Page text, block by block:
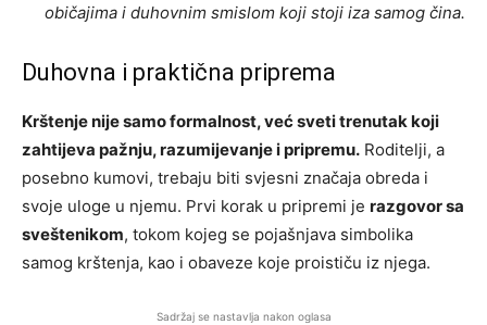
običajima i duhovnim smislom koji stoji iza samog čina.
Duhovna i praktična priprema
Krštenje nije samo formalnost, već sveti trenutak koji
zahtijeva pažnju, razumijevanje i pripremu. Roditelji, a
posebno kumovi, trebaju biti svjesni značaja obreda i
svoje uloge u njemu. Prvi korak u pripremi je razgovor sa
sveštenikom, tokom kojeg se pojašnjava simbolika
samog krštenja, kao i obaveze koje proističu iz njega.
Sadržaj se nastavlja nakon oglasa